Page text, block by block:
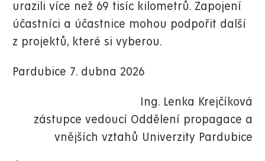
urazili více než 69 tisíc kilometrů. Zapojení
účastníci a účastnice mohou podpořit další
z projektů, které si vyberou.
Pardubice 7. dubna 2026
Ing. Lenka Krejčíková
zástupce vedoucí Oddělení propagace a
vnějších vztahů Univerzity Pardubice